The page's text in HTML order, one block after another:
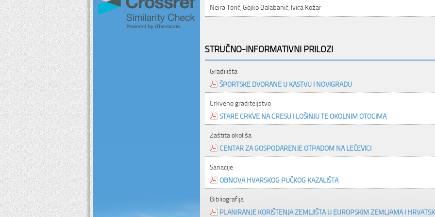
Neira Torić, Gojko Balabanić, Ivica Kožar
STRUČNO-INFORMATIVNI PRILOZI
Gradilišta
ŠPORTSKE DVORANE U KASTVU I NOVIGRADU
Crkveno graditeljstvo
STARE CRKVE NA CRESU I LOŠINJU TE OKOLNIM OTOCIMA
Zaštita okoliša
CENTAR ZA GOSPODARENJE OTPADOM NA LEĆEVICI
Sanacije
OBNOVA HVARSKOG PUČKOG KAZALIŠTA
Bibliografija
PLANIRANJE KORIŠTENJA ZEMLJIŠTA U EUROPSKIM ZEMLJAMA I